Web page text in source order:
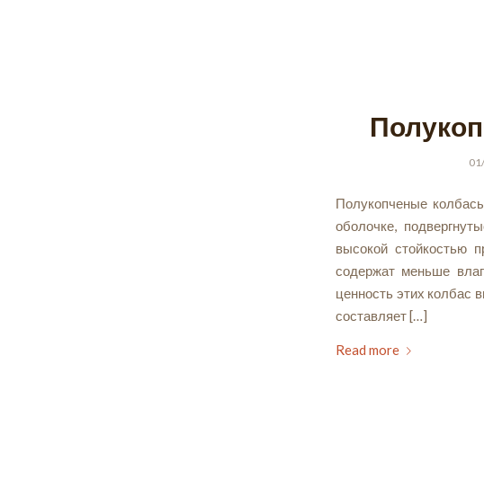
Полукопченые
оболочке,
высокой стойкостью
содержат меньше
ценность этих колбас
составляет […]
Read more